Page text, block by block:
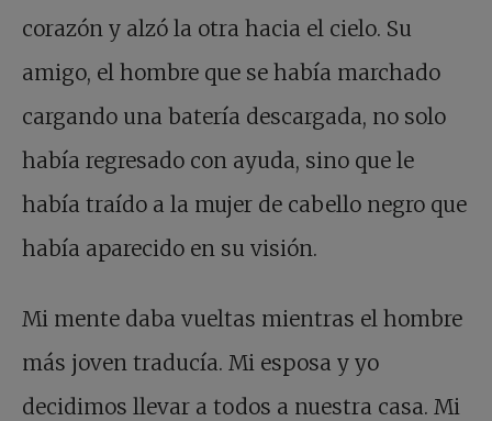
corazón y alzó la otra hacia el cielo. Su
amigo, el hombre que se había marchado
cargando una batería descargada, no solo
había regresado con ayuda, sino que le
había traído a la mujer de cabello negro que
había aparecido en su visión.
Mi mente daba vueltas mientras el hombre
más joven traducía. Mi esposa y yo
decidimos llevar a todos a nuestra casa. Mi